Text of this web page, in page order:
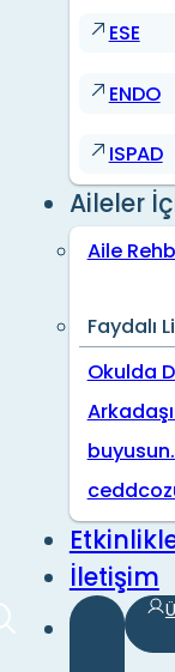
ESE
ENDO
ISPAD
Aileler
Aile
Faydalı
Okulda
İletişim